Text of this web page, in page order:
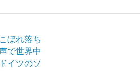
ぼれ落ち
で世界中
イツのソ